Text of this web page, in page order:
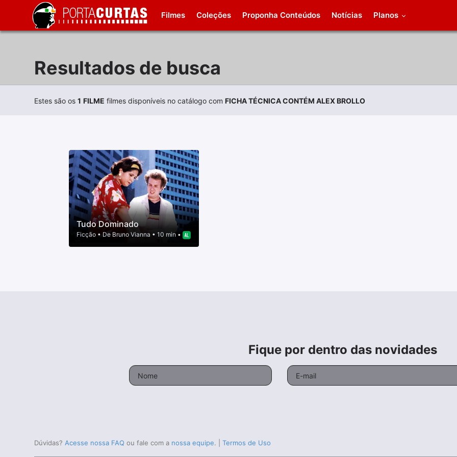
Filmes Coleções Proponha Conteúdos Notícias Planos
Resultados de busca
Estes são os1 FILME filmes disponíveis no catálogo comFICHA TÉCNICA CONTÉM ALEX BROLLO
Tudo Dominado
Ficção• De Bruno Vianna • 10 min •
Fique por dentro das novidades
Dúvidas? Acesse nossa FAQ ou fale com a nossa equipe. |Termos de Uso